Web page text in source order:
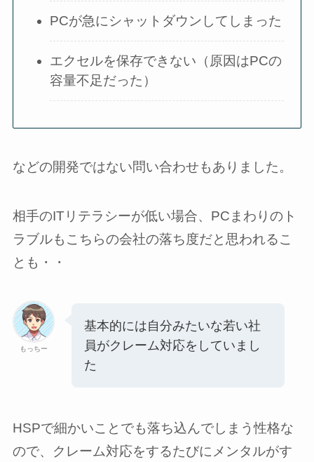
PCが急にシャットダウンしてしまった
エクセルを保存できない（原因はPCの
容量不足だった）
などの開発ではない問い合わせもありました。
相手のITリテラシーが低い場合、PCまわりのト
ラブルもこちらの会社の落ち度だと思われるこ
とも・・
もっちー
基本的には自分みたいな若い社
員がクレーム対応をしていまし
た
HSPで細かいことでも落ち込んでしまう性格な
ので、クレーム対応をするたびにメンタルがす